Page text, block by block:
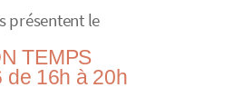
présentent le
TEMPS
de 16h à 20h